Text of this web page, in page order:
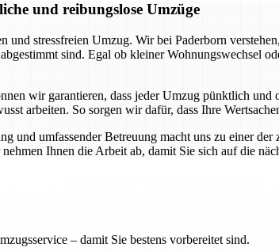
und reibungslose Umzüge
und stressfreien Umzug. Wir bei Paderborn
sind. Egal ob kleiner Wohnungswechsel
wir garantieren, dass jeder Umzug pünktlich und
arbeiten. So sorgen wir dafür, dass Ihre
und umfassender Betreuung macht uns zu einer
Ihnen die Arbeit ab, damit Sie sich auf die
– damit Sie bestens vorbereitet sind.